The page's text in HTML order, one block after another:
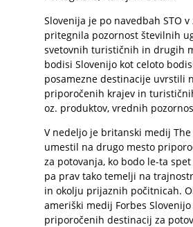
Slovenija je po navedbah STO
pritegnila pozornost številnih
svetovnih turističnih in drugih
bodisi Slovenijo kot celoto
posamezne destinacije uvrstili
priporočenih krajev in
oz. produktov, vrednih
V nedeljo je britanski medij The
umestil na drugo mesto
za potovanja, ko bodo le-ta
pa prav tako temelji na
in okolju prijaznih počitnicah.
ameriški medij Forbes
priporočenih destinacij za